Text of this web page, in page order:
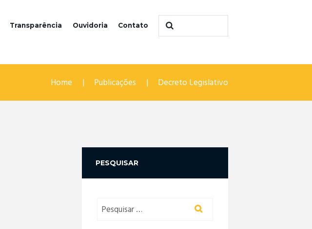
Transparência Ouvidoria Contato
Home Publicações Decreto Legislativo
PESQUISAR